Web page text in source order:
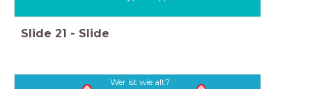
Slide 21 - Slide
Wer ist wie alt?